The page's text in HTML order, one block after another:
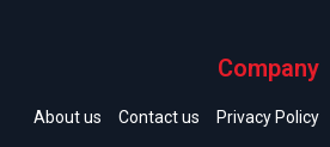
Company
About us Contact us Privacy Policy